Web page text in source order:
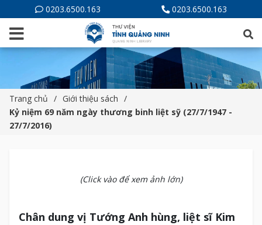
0203.6500.163 0203.6500.163
Trang chủ
Giới thiệu sách
Kỷ niệm 69 năm ngày thương binh liệt sỹ (27/7/1947 -
27/7/2016)
(Click vào để xem ảnh lớn)
Chân dung vị Tướng Anh hùng, liệt sĩ Kim